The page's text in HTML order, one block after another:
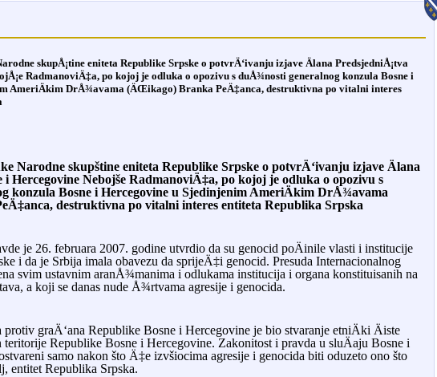
skupÅ¡tine eniteta Republike Srpske o potvrÄ‘ivanju izjave Älana PredsjedniÅ¡tva
RadmanoviÄ‡a, po kojoj je odluka o opozivu s duÅ¾nosti generalnog konzula Bosne i
AmeriÄkim DrÅ¾avama (ÄŒikago) Branka PeÄ‡anca, destruktivna po vitalni interes
Narodne skupštine eniteta Republike Srpske o potvrÄ‘ivanju izjave Älana
i Hercegovine Nebojše RadmanoviÄ‡a, po kojoj je odluka o opozivu s
konzula Bosne i Hercegovine u Sjedinjenim AmeriÄkim DrÅ¾avama
destruktivna po vitalni interes entiteta Republika Srpska
je 26. februara 2007. godine utvrdio da su genocid poÄinile vlasti i institucije
i da je Srbija imala obavezu da sprijeÄ‡i genocid. Presuda Internacionalnog
svim ustavnim aranÅ¾manima i odlukama institucija i organa konstituisanih na
a koji se danas nude Å¾rtvama agresije i genocida.
graÄ‘ana Republike Bosne i Hercegovine je bio stvaranje etniÄki Äiste
teritorije Republike Bosne i Hercegovine. Zakonitost i pravda u sluÄaju Bosne i
samo nakon što Ä‡e izvšiocima agresije i genocida biti oduzeto ono što
entitet Republika Srpska.